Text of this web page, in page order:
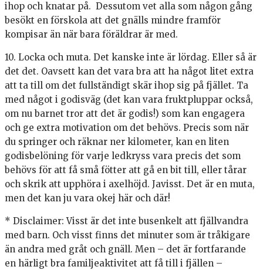
ihop och knatar på. Dessutom vet alla som någon gång
besökt en förskola att det gnälls mindre framför
kompisar än när bara föräldrar är med.
10. Locka och muta. Det kanske inte är lördag. Eller så är
det det. Oavsett kan det vara bra att ha något litet extra
att ta till om det fullständigt skär ihop sig på fjället. Ta
med något i godisväg (det kan vara fruktpluppar också,
om nu barnet tror att det är godis!) som kan engagera
och ge extra motivation om det behövs. Precis som när
du springer och räknar ner kilometer, kan en liten
godisbelöning för varje ledkryss vara precis det som
behövs för att få små fötter att gå en bit till, eller tårar
och skrik att upphöra i axelhöjd. Javisst. Det är en muta,
men det kan ju vara okej här och där!
* Disclaimer: Visst är det inte busenkelt att fjällvandra
med barn. Och visst finns det minuter som är tråkigare
än andra med gråt och gnäll. Men – det är fortfarande
en härligt bra familjeaktivitet att få till i fjällen –